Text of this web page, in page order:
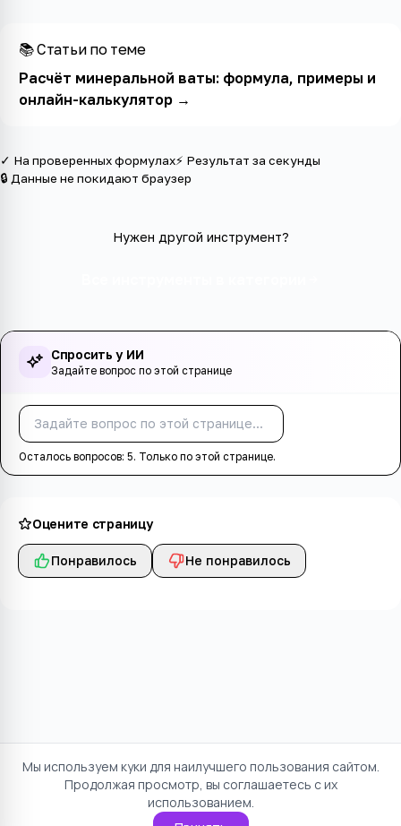
📚 Статьи по теме
Расчёт минеральной ваты: формула, примеры и
онлайн-калькулятор→
✓ На проверенных формулах⚡ Результат за секунды
🔒 Данные не покидают браузер
Нужен другой инструмент?
Спросить у ИИ
Задайте вопрос по этой странице
Осталось вопросов: 5. Только по этой странице.
Оцените страницу
Понравилось Не понравилось
Мы используем куки для наилучшего пользования сайтом.
Продолжая просмотр, вы соглашаетесь с их
использованием.